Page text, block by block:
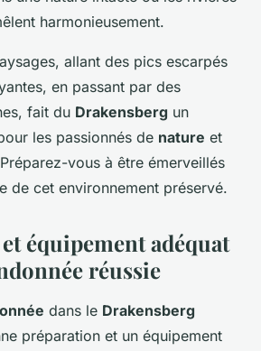
harmonieusement.
allant des pics escarpés
en passant par des
fait du Drakensberg un
les passionnés de nature et
vous à être émerveillés
de cet environnement préservé.
équipement adéquat
réussie
dans le Drakensberg
préparation et un équipement